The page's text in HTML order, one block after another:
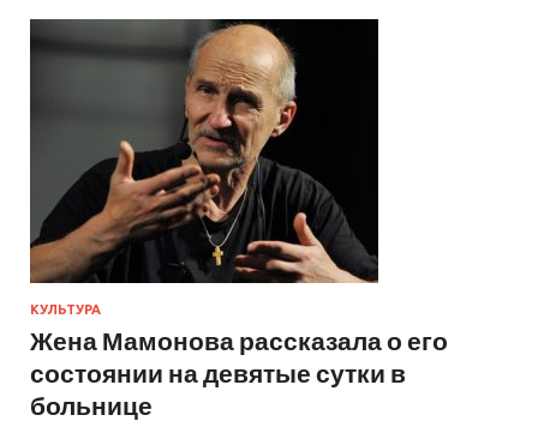
КУЛЬТУРА
Жена Мамонова рассказала о его
состоянии на девятые сутки в
больнице